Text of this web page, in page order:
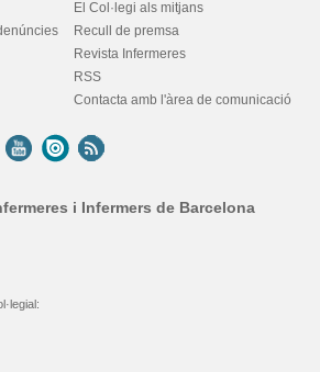
El Col·legi als mitjans
Recull de premsa
Revista Infermeres
RSS
Contacta amb l'àrea de comunicació
i Infermers de Barcelona